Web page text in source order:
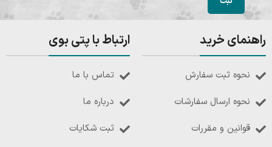
راهنمای خرید
نحوه ثبت سفارش
نحوه ارسال سفارشات
قوانین و مقررات
ارتباط با پتی بوی
تماس با ما
درباره ما
ثبت شکایات